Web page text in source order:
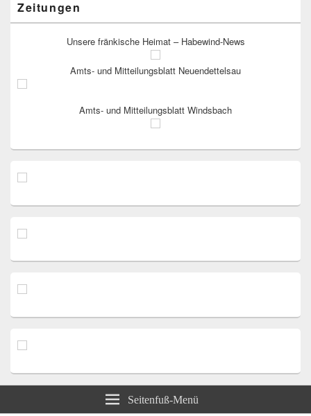
Zeitungen
Unsere fränkische Heimat – Habewind-News
Amts- und Mitteilungsblatt Neuendettelsau
Amts- und Mitteilungsblatt Windsbach
Seitenfuß-Menü